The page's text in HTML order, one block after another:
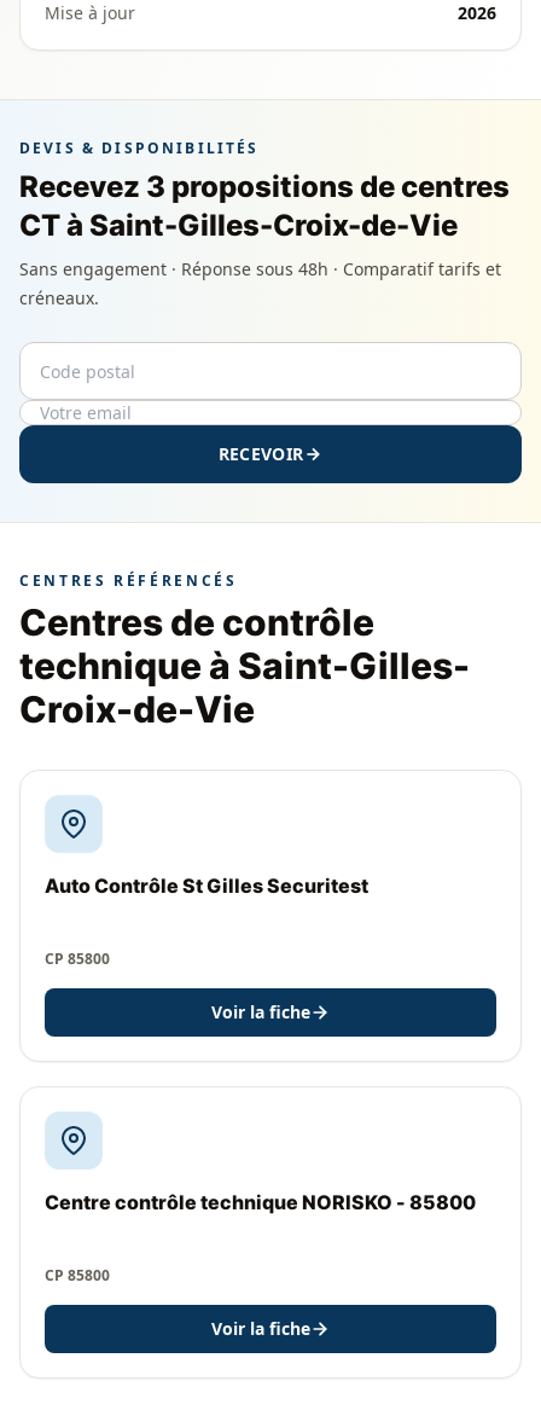
Mise à jour
2026
DEVIS & DISPONIBILITÉS
Recevez 3 propositions de centres
CT à Saint-Gilles-Croix-de-Vie
Sans engagement · Réponse sous 48h · Comparatif tarifs et
créneaux.
Code postal
Email
RECEVOIR
CENTRES RÉFÉRENCÉS
Centres de contrôle
technique à Saint-Gilles-
Croix-de-Vie
Auto Contrôle St Gilles Securitest
CP 85800
Voir la fiche
Centre contrôle technique NORISKO - 85800
CP 85800
Voir la fiche